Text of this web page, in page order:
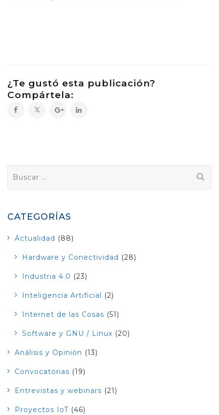
¿Te gustó esta publicación?
Compártela:
CATEGORÍAS
Actualidad (88)
Hardware y Conectividad (28)
Industria 4.0 (23)
Inteligencia Artificial (2)
Internet de las Cosas (51)
Software y GNU / Linux (20)
Análisis y Opinión (13)
Convocatorias (19)
Entrevistas y webinars (21)
Proyectos IoT (46)